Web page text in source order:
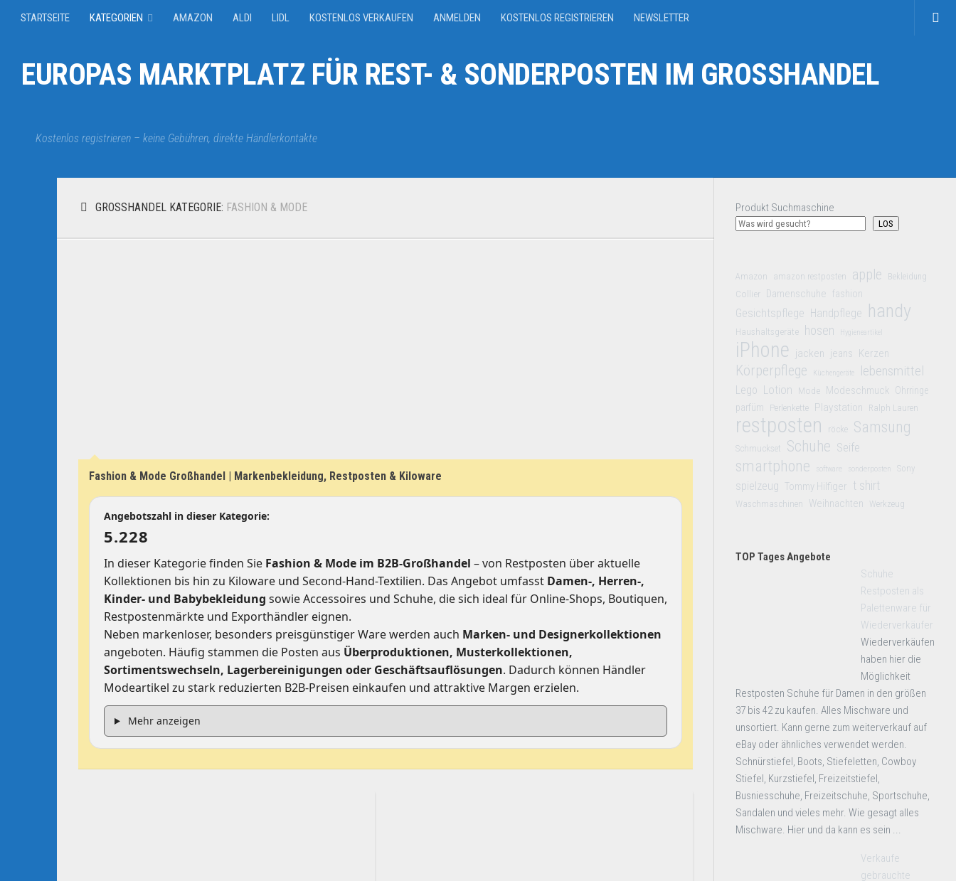
STARTSEITE KATEGORIEN AMAZON ALDI LIDL KOSTENLOS VERKAUFEN ANMELDEN KOSTENLOS REGISTRIEREN NEWSLETTER
EUROPAS MARKTPLATZ FÜR REST- & SONDERPOSTEN IM GROSSHANDEL
Kostenlos registrieren – keine Gebühren, direkte Händlerkontakte
GROSSHANDEL KATEGORIE: FASHION & MODE
Fashion & Mode Großhandel | Markenbekleidung, Restposten & Kiloware
Angebotszahl in dieser Kategorie:
5.228
In dieser Kategorie finden Sie Fashion & Mode im B2B-Großhandel – von Restposten über aktuelle
Kollektionen bis hin zu Kiloware und Second-Hand-Textilien. Das Angebot umfasst Damen-, Herren-,
Kinder- und Babybekleidung sowie Accessoires und Schuhe, die sich ideal für Online-Shops, Boutiquen,
Restpostenmärkte und Exporthändler eignen.
Neben markenloser, besonders preisgünstiger Ware werden auch Marken- und Designerkollektionen
angeboten. Häufig stammen die Posten aus Überproduktionen, Musterkollektionen,
Sortimentswechseln, Lagerbereinigungen oder Geschäftsauflösungen. Dadurch können Händler
Modeartikel zu stark reduzierten B2B-Preisen einkaufen und attraktive Margen erzielen.
Mehr anzeigen
Produkt Suchmaschine
LOS
Amazon amazon restposten apple Bekleidung
Collier Damenschuhe fashion
Gesichtspflege Handpflege handy
Haushaltsgeräte hosen Hygieneartikel
iPhone jacken jeans Kerzen
Körperpflege Küchengeräte lebensmittel
Lego Lotion Mode Modeschmuck Ohrringe
parfüm
Perlenkette Playstation Ralph Lauren
restposten röcke Samsung
Schmuckset Schuhe Seife
smartphone software sonderposten Sony
spielzeug Tommy Hilfiger t shirt
Waschmaschinen Weihnachten Werkzeug
TOP Tages Angebote
Schuhe
Restposten als
Palettenware für
Wiederverkäufer
Wiederverkäufen
haben hier die
Möglichkeit
Restposten Schuhe für Damen in den größen
37 bis 42 zu kaufen. Alles Mischware und
unsortiert. Kann gerne zum weiterverkauf auf
eBay oder ähnliches verwendet werden.
Schnürstiefel, Boots, Stiefeletten, Cowboy
Stiefel, Kurzstiefel, Freizeitstiefel,
Busniesschuhe, Freizeitschuhe, Sportschuhe,
Sandalen und vieles mehr. Wie gesagt alles
Mischware. Hier und da kann es sein ...
Verkaufe
gebrauchte